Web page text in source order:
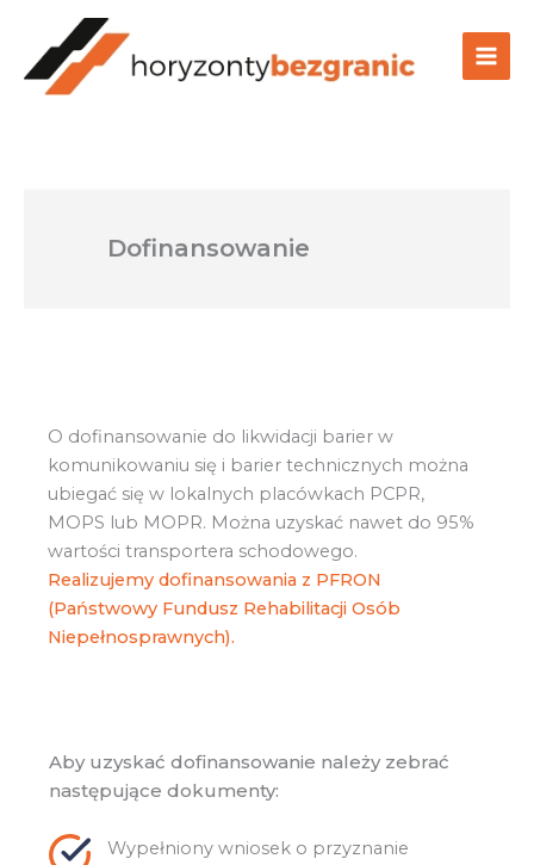
treści
Dofinansowanie
O dofinansowanie do likwidacji barier w
komunikowaniu się i barier technicznych można
ubiegać się w lokalnych placówkach PCPR,
MOPS lub MOPR. Można uzyskać nawet do 95%
wartości transportera schodowego.
Realizujemy dofinansowania z PFRON
(Państwowy Fundusz Rehabilitacji Osób
Niepełnosprawnych).
Aby uzyskać dofinansowanie należy zebrać
następujące dokumenty:
Wypełniony wniosek o przyznanie